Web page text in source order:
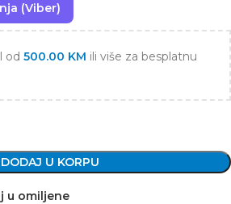
(Viber)
od 500.00 KM ili više za besplatnu
DODAJ U KORPU
u omiljene